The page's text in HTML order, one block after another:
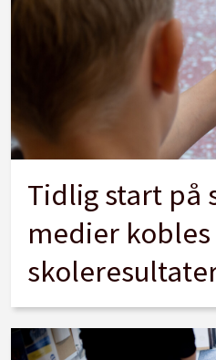
Tidlig start på
medier